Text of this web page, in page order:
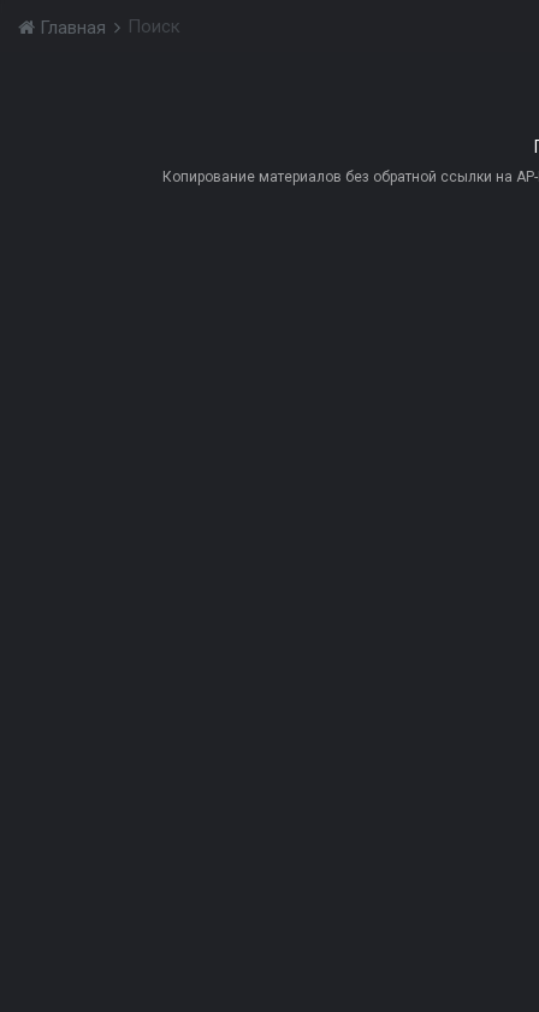
Главная Поиск
Копирование материалов без обратной ссылки на